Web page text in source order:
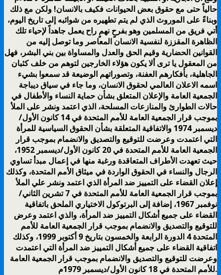
حالياً حتى مع حقوق بعض الحيوانات فكيف بالانسان! ولكن مع ذلك
وبناءً على الموروث الذي لم يتم تطهيره من شوائبه إلى تاريخ اليوم،
أتي فريق من المسلمين وهو بفرحٍ نهمٍ راح يعمل جاهداً لإحياء تلك
الظاهرة المقززة لنفسية الانسان المعاصر وما توصل إليه من
القوانين الحضارية وقيم الحق والعدل والمساواة بين بني البشر، فهل
من المعقول يا ترى ألا يكون هؤلاء الخارجين لتوهم من خلف كثبان
الجاهلية، بأفكارهم العفنة، وتصوراتهم الوضيعة قد سمعوا بشيء
اسمه الاعلان العالمي لحقوق الانسان، وما جاء في سياق ديباجة
الجمعية العامة والإعلان المتعلق بشأن حماية النساء والأطفال في
حالات الطوارئ والمنازعات المسلحة، الذي اعتمد ونشر على الملأ
بموجب قرار الجمعية العامة للأمم المتحدة في 14 كانون الأول/
ديسمبر 1974 والاتفاقية المتعلقة بشأن الحقوق السياسية للمرأة
التي اعتمدت وعرضت للتوقيع والتصديق والانضمام بموجب قرار
الجمعية العامة للأمم المتحدة في 20 كانون الأول/ديسمبر 1952،
حيث تعهدت الأطراف المتعاقدة ورغبة منها في إعمال مبدأ تساوي
الرجال والنساء في الحقوق الواردة في ميثاق الأمم المتحدة، وكذلك
إعلان القضاء على التمييز ضد المرأة الذي اعتمد ونشر علي الملأ
بموجب قرار الجمعية العامة للأمم المتحدة في 7 تشرين الثاني/
نوفمبر 1967، إضافة إلى البرتوكول الاختياري الملحق باتفاقية
القضاء على جميع أشكال التمييز ضد المرأة، والذي اعتمد وعرض
للتوقيع والتصديق والانضمام بموجب قرار الجمعية العامة للأمم
المتحدة 4 الدورة الرابعة والخمسون بتاريخ 9 أكتوبر 1999، وكذلك
اتفاقية القضاء على جميع أشكال التمييز ضد المرأة التي اعتمدت
وعرضت للتوقيع والتصديق والانضمام بموجب قرار الجمعية العامة
للأمم المتحدة في 18 كانون الأول/ديسمبر 1979م.